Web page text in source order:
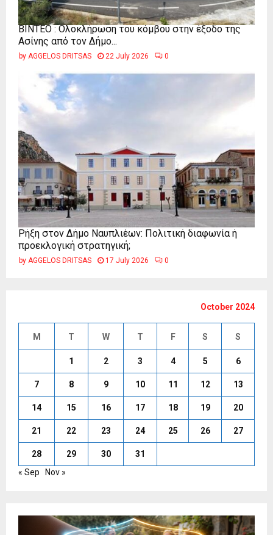
ΒΙΝΤΕΟ : Ολοκλήρωση του κόμβου στην έξοδο της
Ασίνης από τον Δήμο...
by AGGELOS DRITSAS 22 July 2026 0
Ρήξη στον Δήμο Ναυπλιέων: Πολιτική διαφωνία ή
προεκλογική στρατηγική;
by AGGELOS DRITSAS 17 July 2026 0
October 2024
M T W T F S S
1 2 3 4 5 6
7 8 9 10 11 12 13
14 15 16 17 18 19 20
21 22 23 24 25 26 27
28 29 30
31
« Sep
Nov »